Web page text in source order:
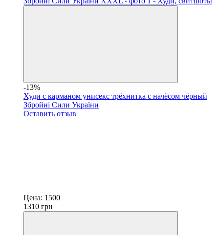
-13%
Худи с карманом унисекс трёхнитка с начёсом чёрный
Збройні Сили України
Оставить отзыв
Цена: 1500
1310 грн